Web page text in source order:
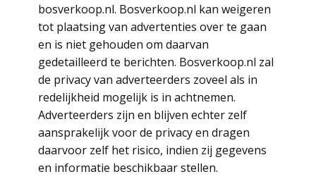
bosverkoop.nl. Bosverkoop.nl kan weigeren
tot plaatsing van advertenties over te gaan
en is niet gehouden om daarvan
gedetailleerd te berichten. Bosverkoop.nl zal
de privacy van adverteerders zoveel als in
redelijkheid mogelijk is in achtnemen.
Adverteerders zijn en blijven echter zelf
aansprakelijk voor de privacy en dragen
daarvoor zelf het risico, indien zij gegevens
en informatie beschikbaar stellen.